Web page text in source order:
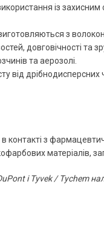
із
з
довговічності та
та аерозолі.
від
контакті з
матеріалів,
і Tyvek / Tychem